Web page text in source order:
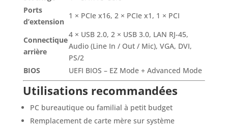
Ports
d’extension
1 × PCIe x16, 2 × PCIe x1, 1 × PCI
Connectique
arrière
4 × USB 2.0, 2 × USB 3.0, LAN RJ-45,
Audio (Line In / Out / Mic), VGA, DVI,
PS/2
BIOS
UEFI BIOS – EZ Mode + Advanced Mode
Utilisations recommandées
PC bureautique ou familial à petit budget
Remplacement de carte mère sur système